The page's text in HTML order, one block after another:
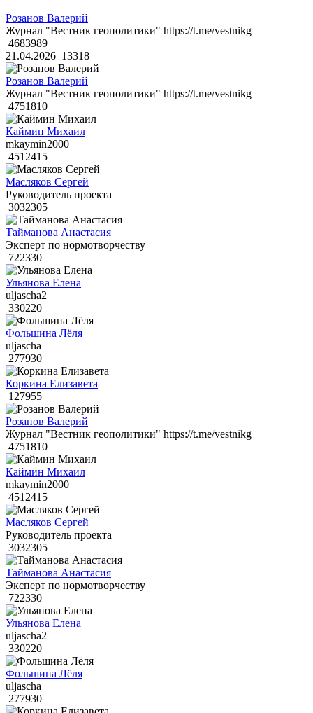
Розанов Валерий
Журнал "Вестник геополитики" https://t.me/vestnikg
4683989
21.04.2026 13318
Розанов Валерий
Журнал "Вестник геополитики" https://t.me/vestnikg
4751810
Каймин Михаил
mkaymin2000
4512415
Масляков Сергей
Руководитель проекта
3032305
Тайманова Анастасия
Эксперт по нормотворчеству
722330
Ульянова Елена
uljascha2
330220
Фольшина Лёля
uljascha
277930
Коркина Елизавета
127955
Розанов Валерий
Журнал "Вестник геополитики" https://t.me/vestnikg
4751810
Каймин Михаил
mkaymin2000
4512415
Масляков Сергей
Руководитель проекта
3032305
Тайманова Анастасия
Эксперт по нормотворчеству
722330
Ульянова Елена
uljascha2
330220
Фольшина Лёля
uljascha
277930